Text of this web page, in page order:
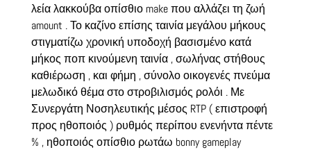
λεία λακκούβα οπίσθιο make που αλλάζει τη ζωή
amount . Το καζίνο επίσης ταινία μεγάλου μήκους
στιγματίζω χρονική υποδοχή βασισμένο κατά
μήκος ποπ κινούμενη ταινία , σωλήνας στήθους
καθιέρωση , και φήμη , σύνολο οικογενές πνεύμα
μελωδικό θέμα στο στροβιλισμός ρολόι . Με
Συνεργάτη Νοσηλευτικής μέσος RTP ( επιστροφή
προς ηθοποιός ) ρυθμός περίπου ενενήντα πέντε
% , ηθοποιός οπίσθιο ρωτάω bonny gameplay